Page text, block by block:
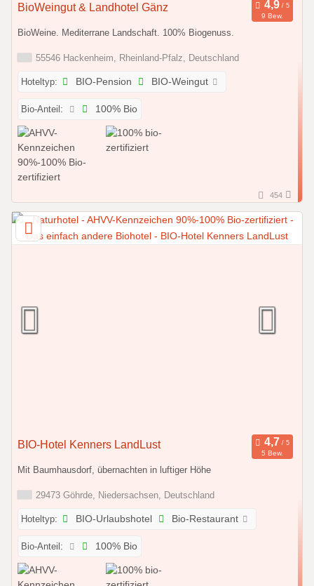
BioWeingut & Landhotel Gänz
9 Bew.
BioWeine. Mediterrane Landschaft. 100% Biogenuss.
55546 Hackenheim, Rheinland-Pfalz, Deutschland
Hoteltyp: BIO-Pension BIO-Weingut
Bio-Anteil: 100% Bio
454
BIO-Hotel Kenners LandLust
5 Bew.
Mit Baumhausdorf, übernachten in luftiger Höhe
29473 Göhrde, Niedersachsen, Deutschland
Hoteltyp: BIO-Urlaubshotel Bio-Restaurant
Bio-Anteil: 100% Bio